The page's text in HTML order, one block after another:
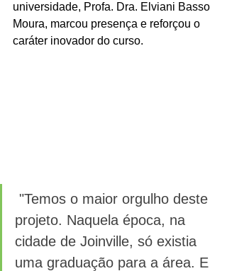
universidade, Profa. Dra. Elviani Basso
Moura, marcou presença e reforçou o
caráter inovador do curso.
"Temos o maior orgulho deste
projeto. Naquela época, na
cidade de Joinville, só existia
uma graduação para a área. E